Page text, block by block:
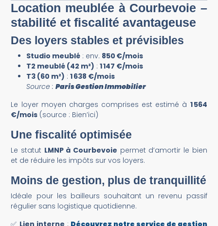
Location meublée à Courbevoie –
stabilité et fiscalité avantageuse
Des loyers stables et prévisibles
Studio meublé : env. 850 €/mois
T2 meublé (42 m²) :1 147 €/mois
T3 (60 m²) :1 638 €/mois
Source :Paris Gestion Immobilier
Le loyer moyen charges comprises est estimé à 1 564
€/mois (source : Bien’ici)
Une fiscalité optimisée
Le statut LMNP à Courbevoie permet d’amortir le bien
et de réduire les impôts sur vos loyers.
Moins de gestion, plus de tranquillité
Idéale pour les bailleurs souhaitant un revenu passif
régulier sans logistique quotidienne.
✅ Lien interne : Découvrez notre service de gestion